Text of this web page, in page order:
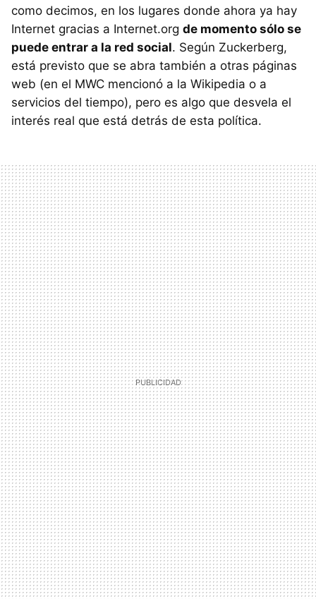
como decimos, en los lugares donde ahora ya hay
Internet gracias a Internet.org de momento sólo se
puede entrar a la red social. Según Zuckerberg,
está previsto que se abra también a otras páginas
web (en el MWC mencionó a la Wikipedia o a
servicios del tiempo), pero es algo que desvela el
interés real que está detrás de esta política.